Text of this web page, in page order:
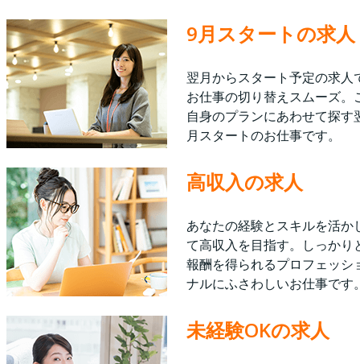
9月スタートの求人
翌月からスタート予定の求人
お仕事の切り替えスムーズ。
自身のプランにあわせて探す
月スタートのお仕事です。
高収入の求人
あなたの経験とスキルを活か
て高収入を目指す。しっかり
報酬を得られるプロフェッシ
ナルにふさわしいお仕事です
未経験OKの求人